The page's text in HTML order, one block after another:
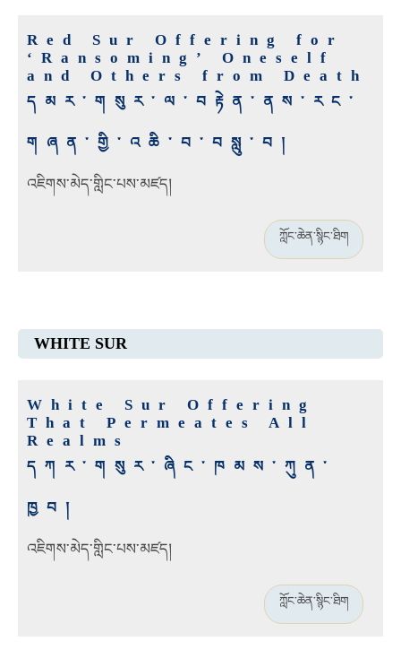
Red Sur Offering for
‘Ransoming’ Oneself
and Others from Death
དམར་གསུར་ལ་བརྟེན་ནས་རང་
གཞན་གྱི་འཆི་བ་བསླུ་བ།
འཇིགས་མེད་གླིང་པས་མཛད།
ཀློང་ཆེན་སྙིང་ཐིག
WHITE SUR
White Sur Offering
That Permeates All
Realms
དཀར་གསུར་ཞིང་ཁམས་ཀུན་
ཁྱབ།
འཇིགས་མེད་གླིང་པས་མཛད།
ཀློང་ཆེན་སྙིང་ཐིག